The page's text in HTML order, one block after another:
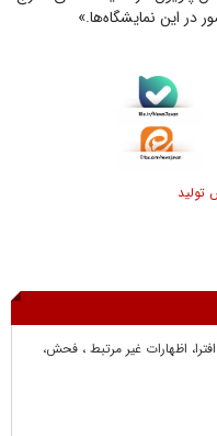
این نمایشگاه‌ها.»
اظهارات غير مرتبط ، فحش،